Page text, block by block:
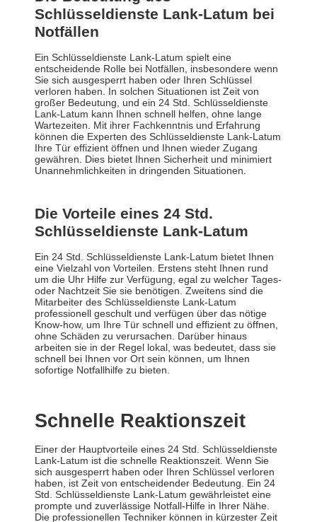
Schlüsseldienste Lank-Latum bei
Notfällen
Ein Schlüsseldienste Lank-Latum spielt eine
entscheidende Rolle bei Notfällen, insbesondere wenn
Sie sich ausgesperrt haben oder Ihren Schlüssel
verloren haben. In solchen Situationen ist Zeit von
großer Bedeutung, und ein 24 Std. Schlüsseldienste
Lank-Latum kann Ihnen schnell helfen, ohne lange
Wartezeiten. Mit ihrer Fachkenntnis und Erfahrung
können die Experten des Schlüsseldienste Lank-Latum
Ihre Tür effizient öffnen und Ihnen wieder Zugang
gewähren. Dies bietet Ihnen Sicherheit und minimiert
Unannehmlichkeiten in dringenden Situationen.
Die Vorteile eines 24 Std.
Schlüsseldienste Lank-Latum
Ein 24 Std. Schlüsseldienste Lank-Latum bietet Ihnen
eine Vielzahl von Vorteilen. Erstens steht Ihnen rund
um die Uhr Hilfe zur Verfügung, egal zu welcher Tages-
oder Nachtzeit Sie sie benötigen. Zweitens sind die
Mitarbeiter des Schlüsseldienste Lank-Latum
professionell geschult und verfügen über das nötige
Know-how, um Ihre Tür schnell und effizient zu öffnen,
ohne Schäden zu verursachen. Darüber hinaus
arbeiten sie in der Regel lokal, was bedeutet, dass sie
schnell bei Ihnen vor Ort sein können, um Ihnen
sofortige Notfallhilfe zu bieten.
Schnelle Reaktionszeit
Einer der Hauptvorteile eines 24 Std. Schlüsseldienste
Lank-Latum ist die schnelle Reaktionszeit. Wenn Sie
sich ausgesperrt haben oder Ihren Schlüssel verloren
haben, ist Zeit von entscheidender Bedeutung. Ein 24
Std. Schlüsseldienste Lank-Latum gewährleistet eine
prompte und zuverlässige Notfall-Hilfe in Ihrer Nähe.
Die professionellen Techniker können in kürzester Zeit